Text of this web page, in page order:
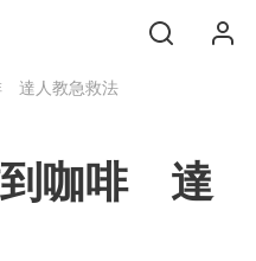
達人教急救法
到咖啡 達